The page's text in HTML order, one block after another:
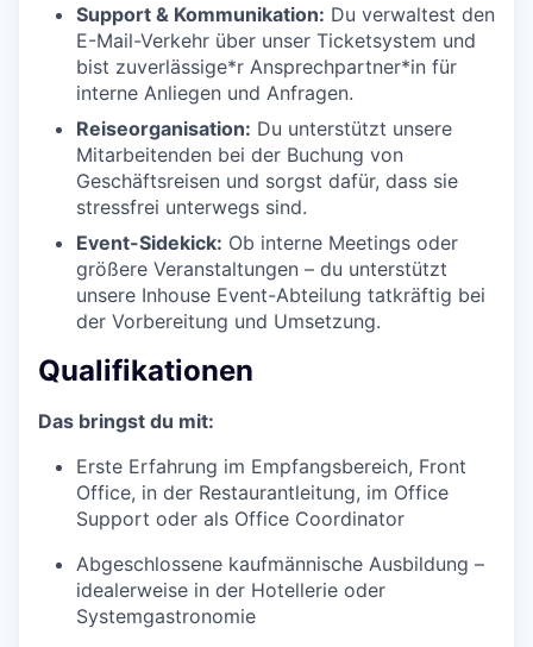
Support & Kommunikation: Du verwaltest den
E-Mail-Verkehr über unser Ticketsystem und
bist zuverlässige*r Ansprechpartner*in für
interne Anliegen und Anfragen.
Reiseorganisation: Du unterstützt unsere
Mitarbeitenden bei der Buchung von
Geschäftsreisen und sorgst dafür, dass sie
stressfrei unterwegs sind.
Event-Sidekick: Ob interne Meetings oder
größere Veranstaltungen – du unterstützt
unsere Inhouse Event-Abteilung tatkräftig bei
der Vorbereitung und Umsetzung.
Qualifikationen
Das bringst du mit:
Erste Erfahrung im Empfangsbereich, Front
Office, in der Restaurantleitung, im Office
Support oder als Office Coordinator
Abgeschlossene kaufmännische Ausbildung –
idealerweise in der Hotellerie oder
Systemgastronomie